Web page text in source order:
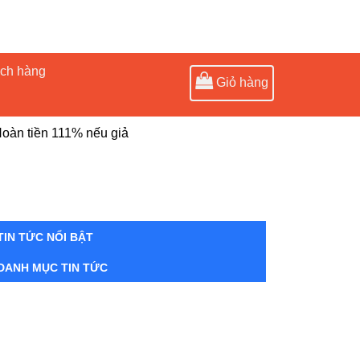
hàng
Giỏ hàng
tiền 111% nếu giả
TỨC NỔI BẬT
MỤC TIN TỨC